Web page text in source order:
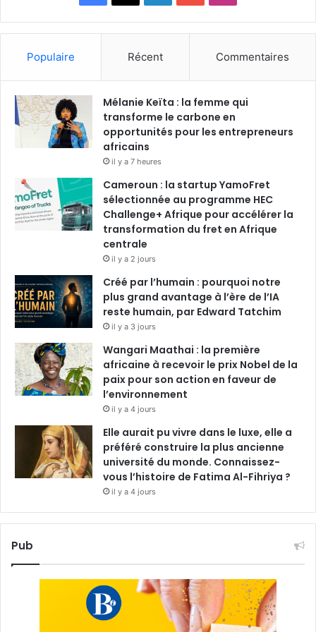
a
b
o
o
k
i
e
d
n
o
u
b
n
a
g
a
m
Populaire Récent Commentaires
Mélanie Keïta : la femme qui
transforme le carbone en
opportunités pour les entrepreneurs
africains
il y a 7 heures
Cameroun : la startup YamoFret
sélectionnée au programme HEC
Challenge+ Afrique pour accélérer la
transformation du fret en Afrique
centrale
il y a 2 jours
Créé par l’humain : pourquoi notre
plus grand avantage à l’ère de l’IA
reste humain, par Edward Tatchim
il y a 3 jours
Wangari Maathai : la première
africaine à recevoir le prix Nobel de la
paix pour son action en faveur de
l’environnement
il y a 4 jours
Elle aurait pu vivre dans le luxe, elle a
préféré construire la plus ancienne
université du monde. Connaissez-
vous l’histoire de Fatima Al-Fihriya ?
il y a 4 jours
Pub